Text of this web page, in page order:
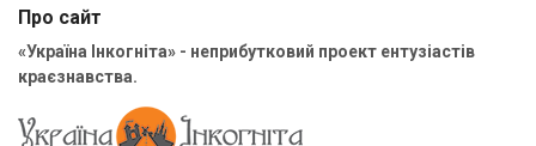
Про сайт
«Україна Інкогніта» - неприбутковий проект ентузіастів
краєзнавства.